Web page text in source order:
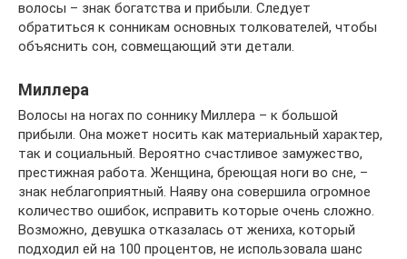
волосы – знак богатства и прибыли. Следует
обратиться к сонникам основных толкователей, чтобы
объяснить сон, совмещающий эти детали.
Миллера
Волосы на ногах по соннику Миллера – к большой
прибыли. Она может носить как материальный характер,
так и социальный. Вероятно счастливое замужество,
престижная работа. Женщина, бреющая ноги во сне, –
знак неблагоприятный. Наяву она совершила огромное
количество ошибок, исправить которые очень сложно.
Возможно, девушка отказалась от жениха, который
подходил ей на 100 процентов, не использовала шанс